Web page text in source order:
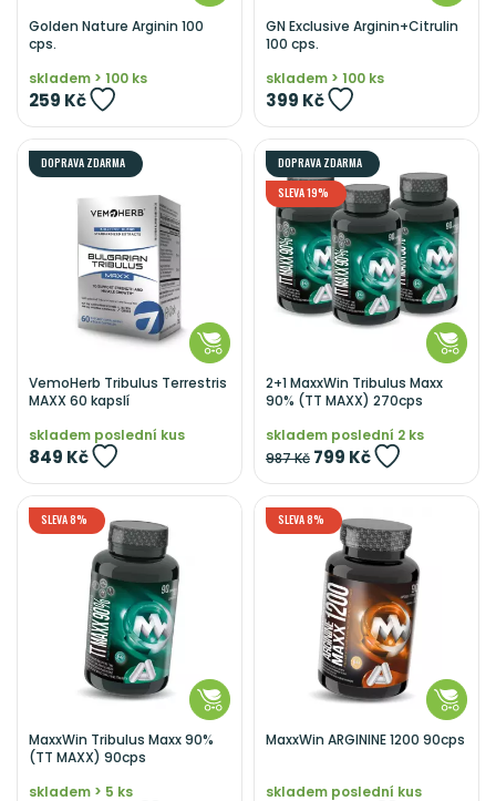
Golden Nature Arginin 100
cps.
skladem > 100 ks
259 Kč
GN Exclusive Arginin+Citrulin
100 cps.
skladem > 100 ks
399 Kč
DOPRAVA ZDARMA
VemoHerb Tribulus Terrestris
MAXX 60 kapslí
skladem poslední kus
849 Kč
DOPRAVA ZDARMA
SLEVA 19%
2+1 MaxxWin Tribulus Maxx
90% (TT MAXX) 270cps
skladem poslední 2 ks
987 Kč 799 Kč
SLEVA 8%
MaxxWin Tribulus Maxx 90%
(TT MAXX) 90cps
skladem > 5 ks
SLEVA 8%
MaxxWin ARGININE 1200 90cps
skladem poslední kus